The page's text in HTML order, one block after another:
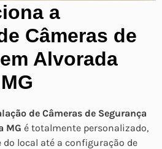
a
Câmeras de
Alvorada
de Câmeras de Segurança
MG é totalmente personalizado,
local até a configuração de